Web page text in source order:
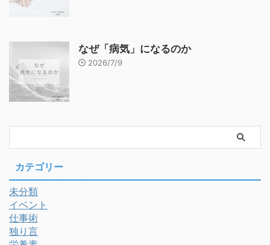
なぜ「病気」になるのか
2026/7/9
カテゴリー
未分類
イベント
仕事術
独り言